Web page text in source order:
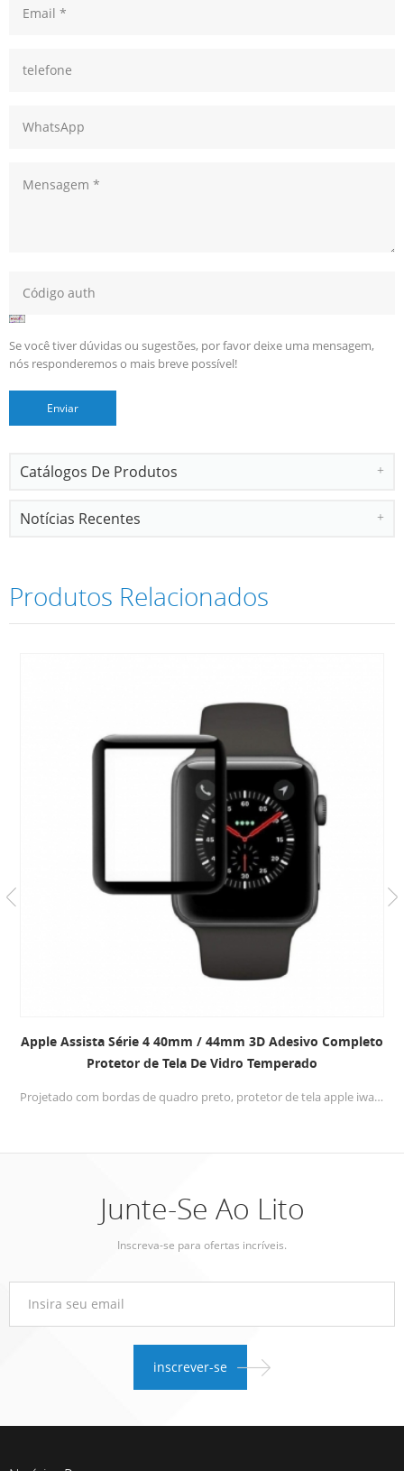
Se você tiver dúvidas ou sugestões, por favor deixe uma mensagem,
nós responderemos o mais breve possível!
Catálogos De Produtos
Notícias Recentes
Produtos Relacionados
Projetado com bordas de quadro preto, protetor de tela apple iwatch 40mm / 44mm cobre apenas a tela de área de 98%, impedindo as bordas brancas, mas ajusta-se perfeitamente.
Apple Assista 38mm / 42mm Cobertura
Vidro Temperado Protetor de Tela
Junte-Se Ao Lito
Inscreva-se para ofertas incríveis.